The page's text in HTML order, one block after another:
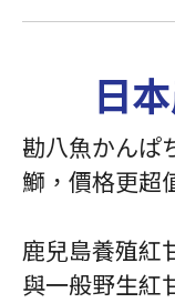
日
勘八魚かんぱ
鰤，價格更超
鹿兒島養殖紅
與一般野生紅